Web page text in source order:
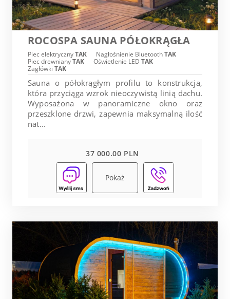
ROCOSPA SAUNA PÓŁOKRĄGŁA
Piec elektrycznyTAK Nagłośnienie BluetoothTAK
Piec drewnianyTAK Oświetlenie LED TAK
Zagłówki TAK
Sauna o półokrągłym profilu to konstrukcja,
która przyciąga wzrok nieoczywistą linią dachu.
Wyposażona w panoramiczne okno oraz
przeszklone drzwi, zapewnia maksymalną ilość
nat...
37 000.00 PLN
Pokaż